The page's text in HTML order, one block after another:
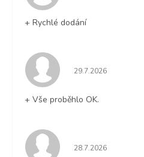
+ Rychlé dodání
Hodnocení
29.7.2026
+ Vše proběhlo OK.
Hodnocení
28.7.2026